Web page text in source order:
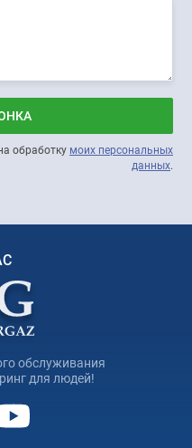
обработку моих персональных
данных.
обслуживания
для людей!